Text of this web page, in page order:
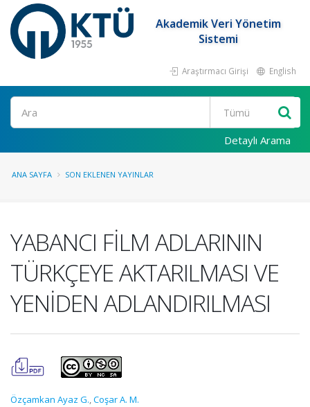
Akademik Veri Yönetim
Sistemi
Araştırmacı Girişi English
Ara
Detaylı Arama
ANA SAYFA SON EKLENEN YAYINLAR
YABANCI FİLM ADLARININ
TÜRKÇEYE AKTARILMASI VE
YENİDEN ADLANDIRILMASI
Özçamkan Ayaz G.,Coşar A. M.